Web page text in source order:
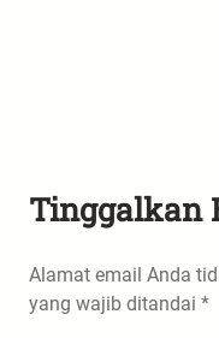
Tinggalkan
Alamat email Anda
yang wajib ditandai *